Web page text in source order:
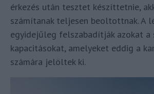
érkezés után tesztet készíttetnie,
számítanak teljesen beoltottnak. A
egyidejűleg felszabadítják azokat a
kapacitásokat, amelyeket eddig a
számára jelöltek ki.